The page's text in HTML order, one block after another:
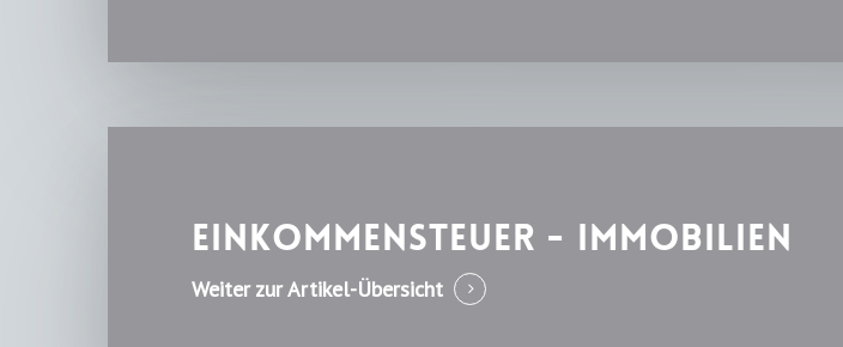
Einkommensteuer - Immobilien
Weiter zur Artikel-Übersicht